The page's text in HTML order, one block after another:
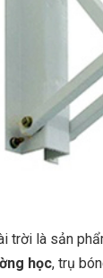
trời là sản
học, trụ